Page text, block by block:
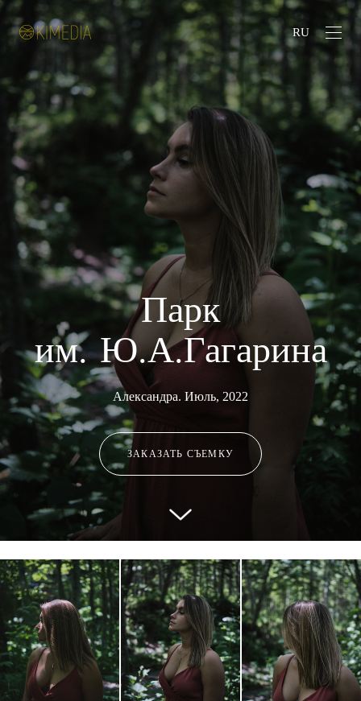
RU
Парк
им. Ю.А.Гагарина
Александра. Июль, 2022
ЗАКАЗАТЬ СЪЕМКУ